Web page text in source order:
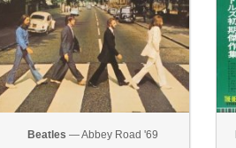
Beatles — Abbey Road '69